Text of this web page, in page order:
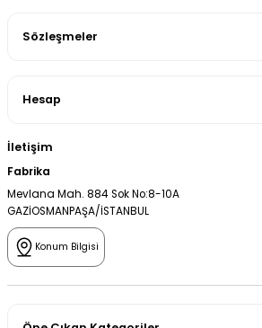
Sözleşmeler
Hesap
İletişim
Fabrika
Mevlana Mah. 884 Sok No:8-10A
GAZİOSMANPAŞA/İSTANBUL
Konum Bilgisi